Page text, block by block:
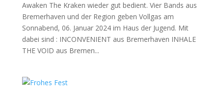
Awaken The Kraken wieder gut bedient. Vier Bands aus
Bremerhaven und der Region geben Vollgas am
Sonnabend, 06. Januar 2024 im Haus der Jugend. Mit
dabei sind : INCONVENIENT aus Bremerhaven INHALE
THE VOID aus Bremen...